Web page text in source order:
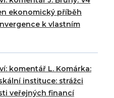
ekonomický příběh
k vlastním
komentář L. Komárka:
instituce: strážci
veřejných financí